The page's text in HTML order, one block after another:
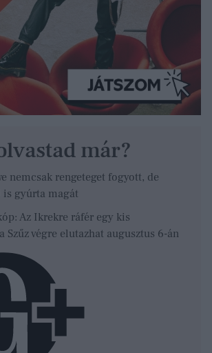
már?
nemcsak rengeteget fogyott, de
gyúrta magát
Az Ikrekre ráfér egy kis
Szűz végre elutazhat augusztus 6-án